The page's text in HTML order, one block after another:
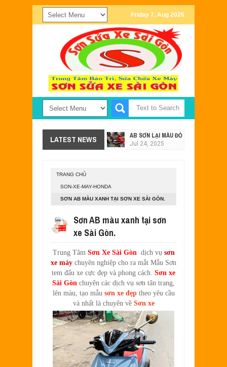
Friday 7, Aug 2026
LATEST NEWS AB SƠN LẠI MÀU ĐỎ - XÁM TẠI SƠN
Jul 24, 2025
May 15, 2023
SƠN TEM ĐẤU XE NOUVO LX MÀU
Jul 31, 2022
SƠN XE ATTILA ELIZABETH PHỐI
Jun 11, 2022
SƠN XE NOUVO LX PHỐI MÀU XANH
May 31, 2022
SƠN ĐỔI MÀU GÓC NHÌN HONDA PS
Mar 31, 2022
SƠN PHỐI MÀU XE ATTILA
Mar 17, 2022
TRANG CHỦ
SON-XE-MAY-HONDA
SƠN AB MÀU XANH TẠI SƠN XE SÀI GÒN.
Sơn AB màu xanh tại sơn
xe Sài Gòn.
Trung Tâm Sơn Xe Sài Gòndịch vụ sơn
xe máy chuyên nghiệp cho ra mắt Mẫu Sơn
tem đấu xe cực đẹp và phong cách. Sơn xe
Sài Gòn chuyên các dịch vụ sơn tân trang,
lên màu, tạo mẫu sơn xe đẹptheo yêu cầu
và nhất là chuyên về Sơn xe